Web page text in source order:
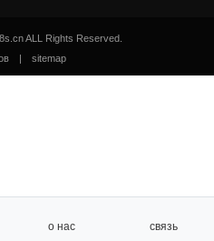
ALL Rights Reserved.
| sitemap
о нас связь